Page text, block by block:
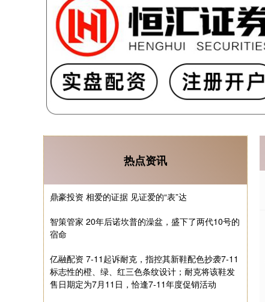
热点资讯
鼎豪投资 相爱的证据 见证爱的“表”达
智策管家 20年后诺坎普的澡盆，盛下了两代10号的
宿命
亿融配资 7-11起诉耐克，指控其新鞋配色抄袭7-11
标志性的橙、绿、红三色条纹设计；耐克将该鞋发
售日期定为7月11日，恰逢7-11年度促销活动